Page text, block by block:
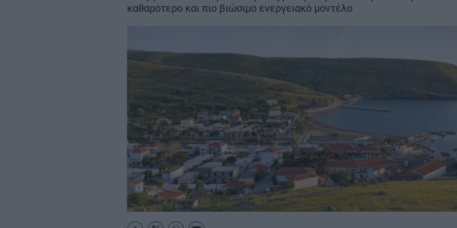
στα 22 χλμ.
μήνες
ΜΕΤΑΦΟΡΕΣ - ΗΛΕΚΤΡΟΚΙΝΗΣΗ
ΨΗΦΙΑΚΟΣ ΚΟΣΜΟΣ
ΟΙΚΟΝΟΜΙΑ - ΕΠΙΧΕΙΡΗΣΕΙΣ
καθαρότερο και πιο βιώσιμο ενεργειακό μοντέλο